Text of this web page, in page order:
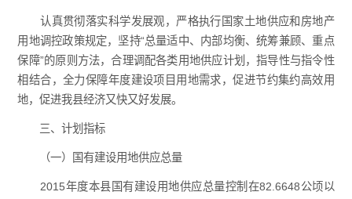
认真贯彻落实科学发展观，严格执行国家土地供应和房地产
用地调控政策规定，坚持“总量适中、内部均衡、统筹兼顾、重点
保障”的原则方法，合理调配各类用地供应计划，指导性与指令性
相结合，全力保障年度建设项目用地需求，促进节约集约高效用
地，促进我县经济又快又好发展。
三、计划指标
（一）国有建设用地供应总量
2015年度本县国有建设用地供应总量控制在82.6648公顷以